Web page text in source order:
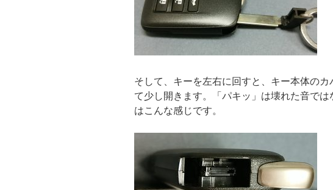
そして、キーを左右に回すと、キー本体の
て少し開きます。「パキッ」は壊れた音で
はこんな感じです。